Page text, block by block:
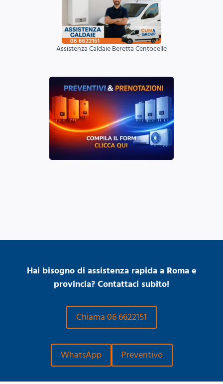
Assistenza Caldaie Beretta Centocelle
Hai bisogno di assistenza rapida a Roma e
provincia? Contattaci subito!
Chiama 06 6622151
WhatsApp Preventivo